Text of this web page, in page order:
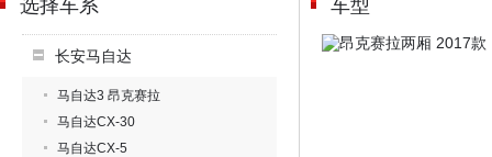
选择车系
长安马自达
马自达3 昂克赛拉
马自达CX-30
马自达CX-5
车型